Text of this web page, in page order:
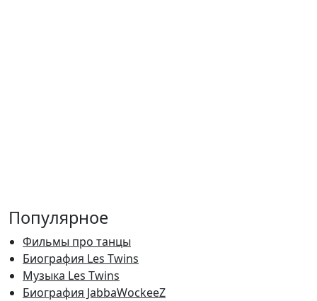
Популярное
Фильмы про танцы
Биография Les Twins
Музыка Les Twins
Биография JabbaWockeeZ